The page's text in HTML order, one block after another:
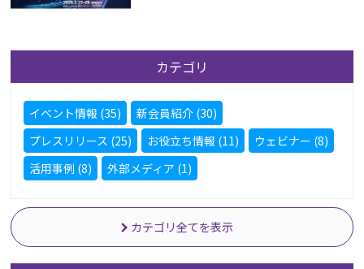
カテゴリ
イベント情報 (35)
新会員紹介 (30)
プレスリリース (25)
お役立ち情報 (11)
ウェビナー (8)
活用事例 (8)
外部メディア (1)
カテゴリ全てを表示